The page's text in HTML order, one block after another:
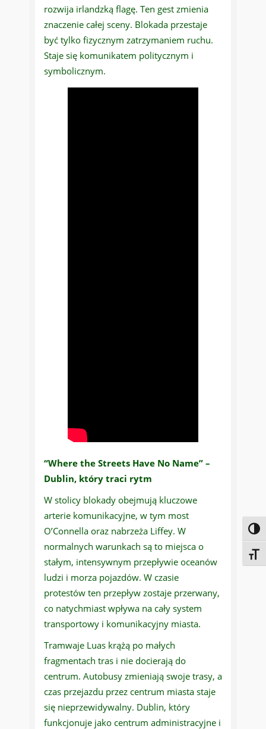
rozwija irlandzką flagę. Ten gest zmienia
znaczenie całej sceny. Blokada przestaje
być tylko fizycznym zatrzymaniem ruchu.
Staje się komunikatem politycznym i
symbolicznym.
“Where the Streets Have No Name” –
Dublin, który traci rytm
W stolicy blokady obejmują kluczowe
arterie komunikacyjne, w tym most
O’Connella oraz nabrzeża Liffey. W
normalnych warunkach są to miejsca o
stałym, intensywnym przepływie oceanów
ludzi i morza pojazdów. W czasie
protestów ten przepływ zostaje przerwany,
co natychmiast wpływa na cały system
transportowy i komunikacyjny miasta.
Tramwaje Luas krążą po małych
fragmentach tras i nie docierają do
centrum. Autobusy zmieniają swoje trasy, a
czas przejazdu przez centrum miasta staje
się nieprzewidywalny. Dublin, który
funkcjonuje jako centrum administracyjne i